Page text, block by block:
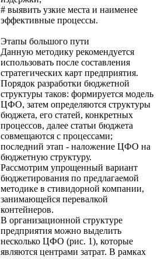
# выявить узкие места и наименее
эффективные процессы.
Этапы большого пути
Данную методику рекомендуется
использовать после составления
стратегических карт предприятия.
Порядок разработки бюджетной
структуры таков: формируется модель
ЦФО, затем определяются структуры
бюджета, его статей, конкретных
процессов, далее статьи бюджета
совмещаются с процессами;
последний этап - наложение ЦФО на
бюджетную структуру.
Рассмотрим упрощенный вариант
бюджетирования по предлагаемой
методике в стивидорной компании,
занимающейся перевалкой
контейнеров.
В организационной структуре
предприятия можно выделить
несколько ЦФО (рис. 1), которые
являются центрами затрат. В рамках